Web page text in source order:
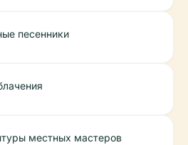
песенники
местных мастеров